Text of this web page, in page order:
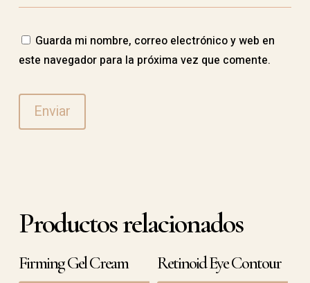
Guarda mi nombre, correo electrónico y web en
este navegador para la próxima vez que comente.
Productos relacionados
Firming Gel Cream Retinoid Eye Contour